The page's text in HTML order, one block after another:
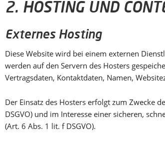
2. HOSTING UND
Externes Hosting
Diese Website wird bei einem externen
werden auf den Servern des Hosters
Vertragsdaten, Kontaktdaten, Namen,
Der Einsatz des Hosters erfolgt zum Zwecke
DSGVO) und im Interesse einer sicheren,
(Art. 6 Abs. 1 lit. f DSGVO).